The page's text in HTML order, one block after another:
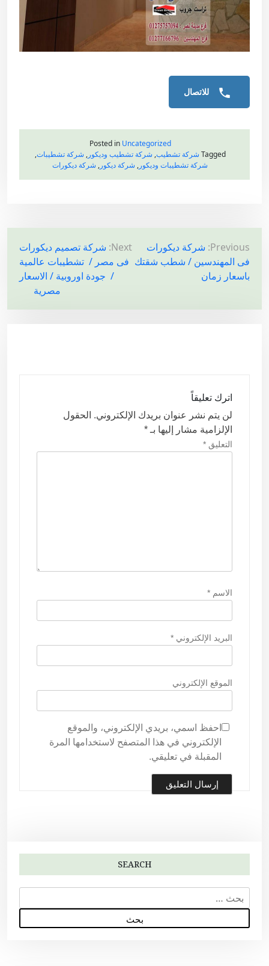
للاتصال
Posted in Uncategorized
Tagged شركة تشطيب, شركة تشطيب وديكور, شركة تشطيبات,
شركة تشطيبات وديكور, شركة ديكور, شركة ديكورات
ت
ص
فّ
Previous: شركة ديكورات
فى المهندسين / شطب شقتك
باسعار زمان
Next: شركة تصميم ديكورات
فى مصر / تشطيبات عالمية
/ جودة اوروبية / الاسعار
مصرية
اترك تعليقاً
لن يتم نشر عنوان بريدك الإلكتروني. الحقول
الإلزامية مشار إليها بـ *
التعليق *
الاسم *
البريد الإلكتروني *
الموقع الإلكتروني
احفظ اسمي، بريدي الإلكتروني، والموقع
الإلكتروني في هذا المتصفح لاستخدامها المرة
المقبلة في تعليقي.
SEARCH
ل